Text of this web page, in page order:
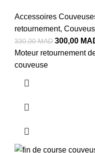
Accessoires
retournement,
330,00MAD 300,00
Moteur retournement
couveuse